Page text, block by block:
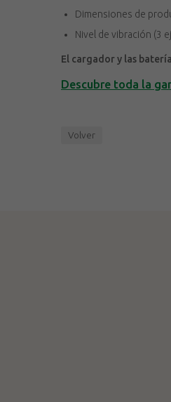
Dimensiones de
Nivel de vibración (3
El cargador y las
Descubre toda la
Volver